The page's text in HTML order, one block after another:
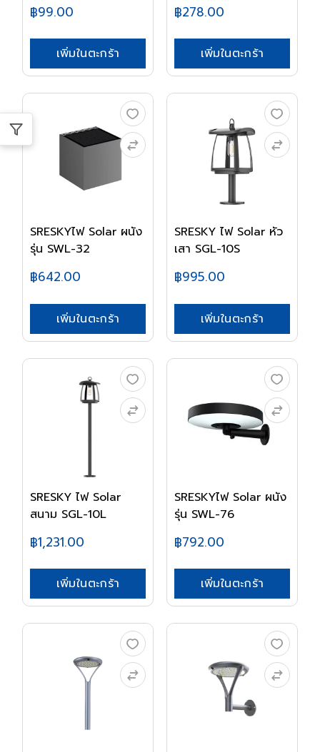
฿99.00
เพิ่มในตะกร้า
฿278.00
เพิ่มในตะกร้า
SRESKYไฟ Solar ผนัง
รุ่น SWL-32
฿642.00
เพิ่มในตะกร้า
SRESKY ไฟ Solar หัว
เสา SGL-10S
฿995.00
เพิ่มในตะกร้า
SRESKY ไฟ Solar
สนาม SGL-10L
฿1,231.00
เพิ่มในตะกร้า
SRESKYไฟ Solar ผนัง
รุ่น SWL-76
฿792.00
เพิ่มในตะกร้า